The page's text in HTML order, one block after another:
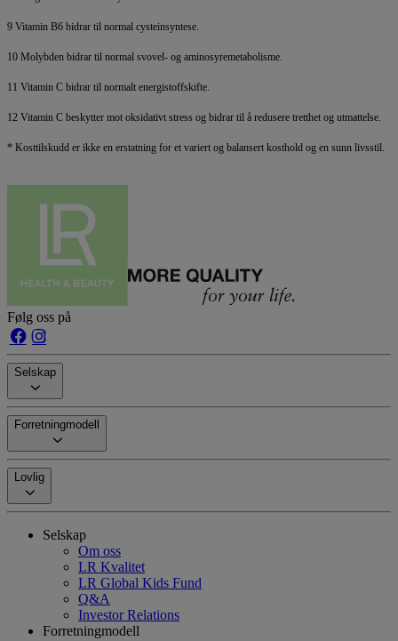
9 Vitamin B6 bidrar til normal cysteinsyntese.
10 Molybden bidrar til normal svovel- og aminosyremetabolisme.
11 Vitamin C bidrar til normalt energistoffskifte.
12 Vitamin C beskytter mot oksidativt stress og bidrar til å redusere tretthet og utmattelse.
* Kosttilskudd er ikke en erstatning for et variert og balansert kosthold og en sunn livsstil.
Følg oss på
Selskap
Forretningmodell
Lovlig
Selskap
Om oss
LR Kvalitet
LR Global Kids Fund
Q&A
Investor Relations
Forretningmodell